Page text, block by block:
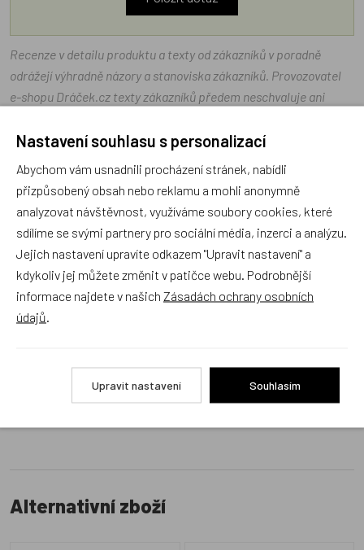
Recenze v detailu produktu a texty od zákazníků v poradně
odrážejí výhradně názory a stanoviska zákazníků. Provozovatel
e-shopu Dráček.cz texty zákazníků předem neschvaluje ani
Zatím zde nejsou žádné dotazy. Buďte první, kdo se zeptá!
Recenze
Přidat hodnocení
Alternativní zboží
Nastavení souhlasu s personalizací
Abychom vám usnadnili procházení stránek, nabídli
přizpůsobený obsah nebo reklamu a mohli anonymně
analyzovat návštěvnost, využíváme soubory cookies, které
sdílíme se svými partnery pro sociální média, inzerci a analýzu.
Jejich nastavení upravíte odkazem "Upravit nastavení" a
kdykoliv jej můžete změnit v patičce webu. Podrobnější
informace najdete v našich Zásadách ochrany osobních
údajů
Upravit nastavení Souhlasím